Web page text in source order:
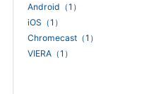
Android（1）
iOS（1）
Chromecast（1）
VIERA（1）